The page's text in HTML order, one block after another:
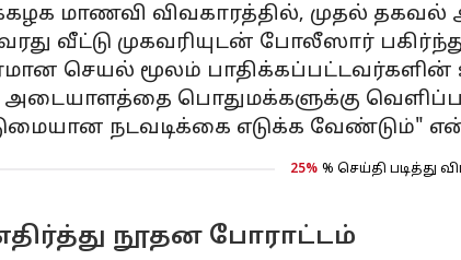
மாணவி விவகாரத்தில், முதல் தகவல்
வீட்டு முகவரியுடன் போலீஸார்
செயல் மூலம் பாதிக்கப்பட்டவர்களின்
பொதுமக்களுக்கு
நடவடிக்கை எடுக்க வேண்டும்"
25% % செய்தி படித்து
நூதன போராட்டம்